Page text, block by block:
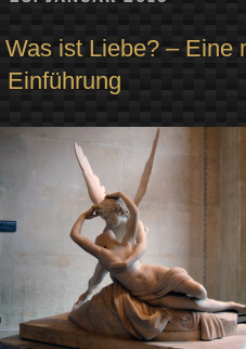
Was ist Liebe? – Eine
Einführung